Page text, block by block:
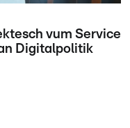
vum Service
Digitalpolitik